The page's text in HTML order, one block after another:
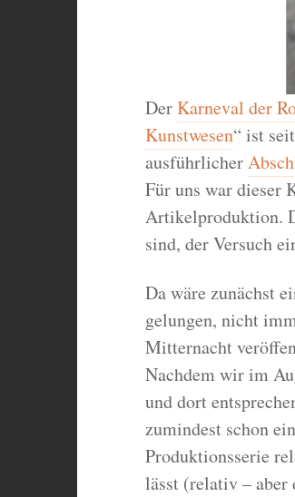
DerKarneval der
Kunstwesen“ ist
ausführlicher
Für uns war dieser
Artikelproduktion.
sind, der Versuch
Da wäre zunächst
gelungen, nicht
Mitternacht
Nachdem wir im
und dort
zumindest schon
Produktionsserie
lässt (relativ – aber